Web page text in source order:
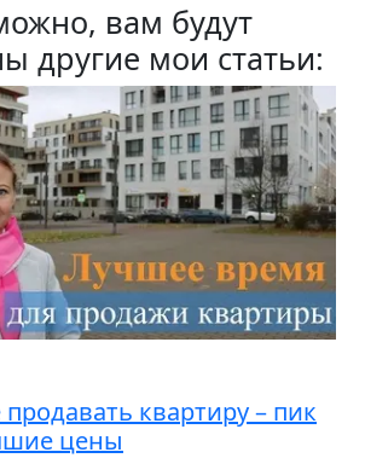
вам будут
другие мои статьи:
квартиру – пик
цены